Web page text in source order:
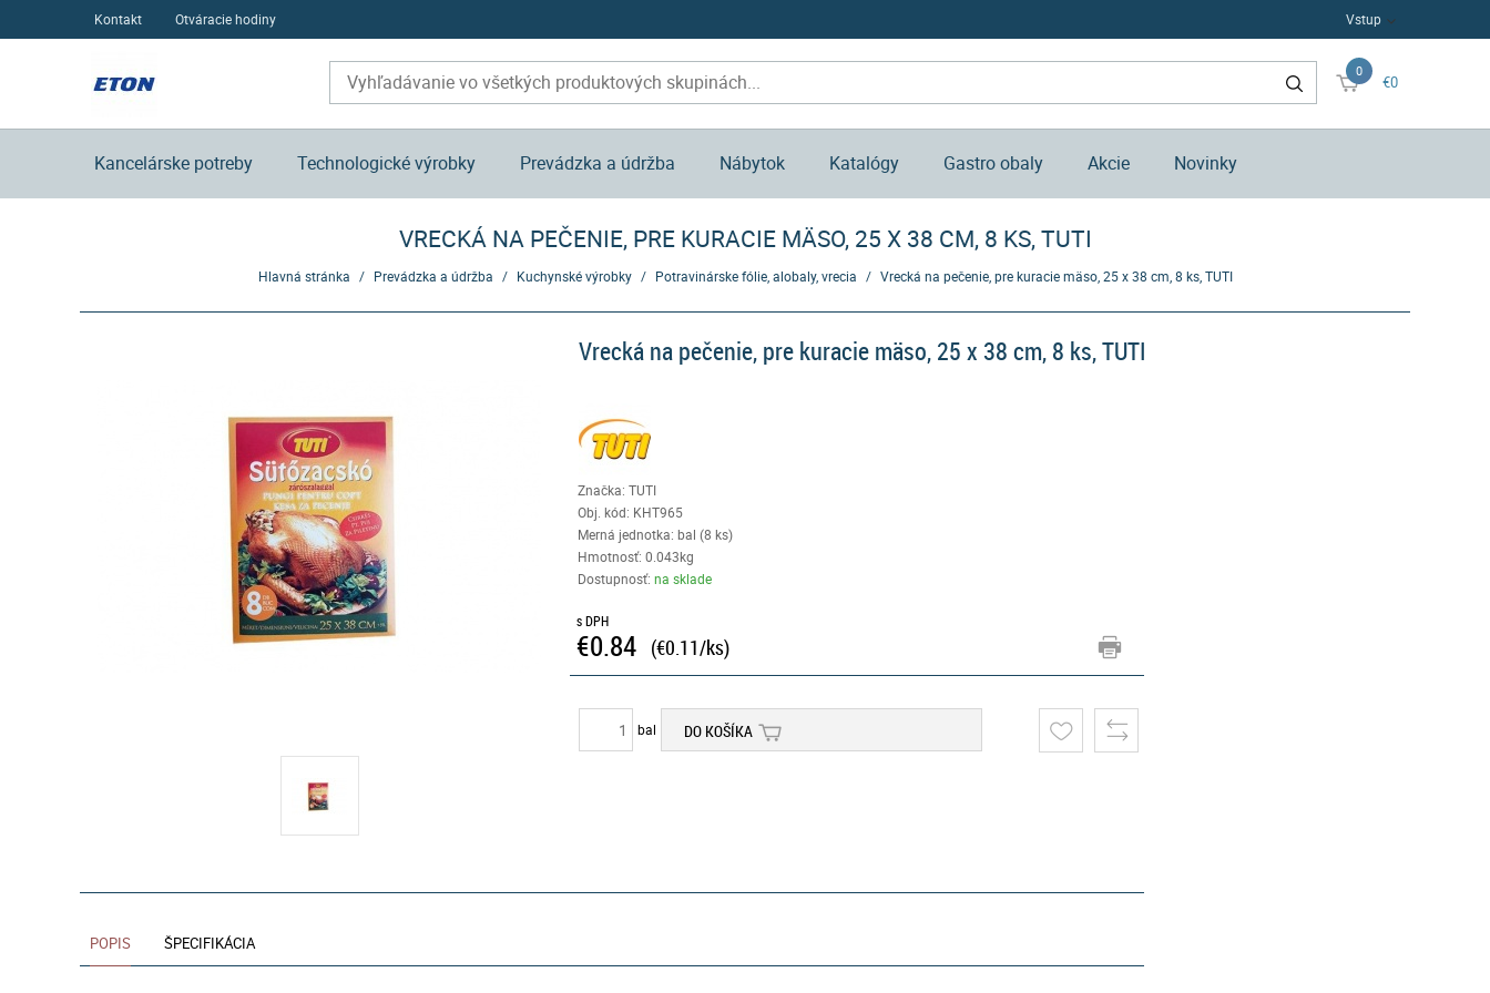
Kontakt Otváracie hodiny Vstup
0
€0
Kancelárske potreby Technologické výrobky Prevádzka a údržba Nábytok Katalógy Gastro obaly Akcie Novinky
VRECKÁ NA PEČENIE, PRE KURACIE MÄSO, 25 X 38 CM, 8 KS, TUTI
Hlavná stránka / Prevádzka a údržba / Kuchynské výrobky / Potravinárske fólie, alobaly, vrecia / Vrecká na pečenie, pre kuracie mäso, 25 x 38 cm, 8 ks, TUTI
Vrecká na pečenie, pre kuracie mäso, 25 x 38 cm, 8 ks, TUTI
Značka: TUTI
Obj. kód: KHT965
Merná jednotka: bal (8 ks)
Hmotnosť: 0.043kg
Dostupnosť: na sklade
s DPH
€0.84 (€0.11/ks)
bal DO KOŠÍKA
POPIS ŠPECIFIKÁCIA